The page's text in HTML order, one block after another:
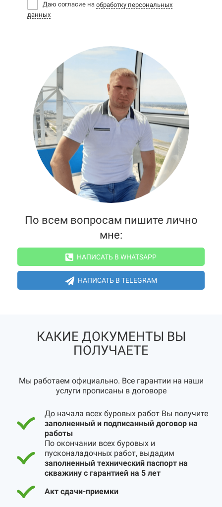
Даю согласие на обработку персональных
данных
По всем вопросам пишите лично
мне:
НАПИСАТЬ В WHATSAPP
НАПИСАТЬ В TELEGRAM
КАКИЕ ДОКУМЕНТЫ ВЫ
ПОЛУЧАЕТЕ
Мы работаем официально. Все гарантии на наши
услуги прописаны в договоре
До начала всех буровых работ Вы получите
заполненный и подписанный договор на
работы
По окончании всех буровых и
пусконаладочных работ, выдадим
заполненный технический паспорт на
скважину с гарантией на 5 лет
Акт сдачи-приемки